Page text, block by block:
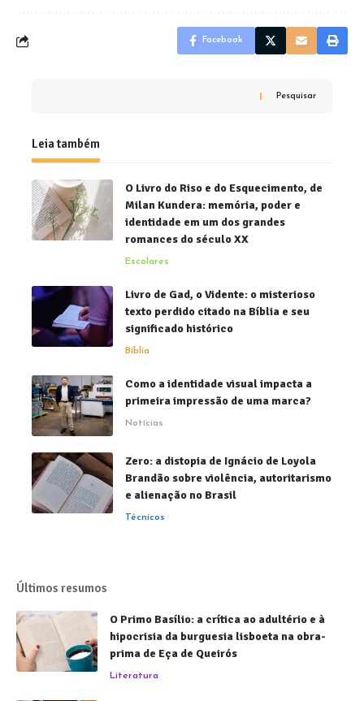
Facebook
Pesquisar
Leia também
O Livro do Riso e do Esquecimento, de
Milan Kundera: memória, poder e
identidade em um dos grandes
romances do século XX
Escolares
Livro de Gad, o Vidente: o misterioso
texto perdido citado na Bíblia e seu
significado histórico
Bíblia
Como a identidade visual impacta a
primeira impressão de uma marca?
Notícias
Zero: a distopia de Ignácio de Loyola
Brandão sobre violência, autoritarismo
e alienação no Brasil
Técnicos
Últimos resumos
O Primo Basílio: a crítica ao adultério e à
hipocrisia da burguesia lisboeta na obra-
prima de Eça de Queirós
Literatura